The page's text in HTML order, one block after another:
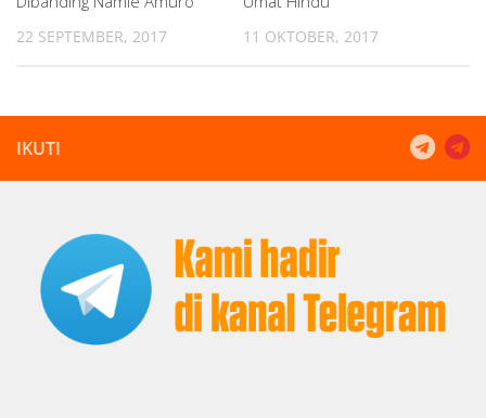
22 SEPTEMBER, 2017 11 OKTOBER, 2017
IKUTI